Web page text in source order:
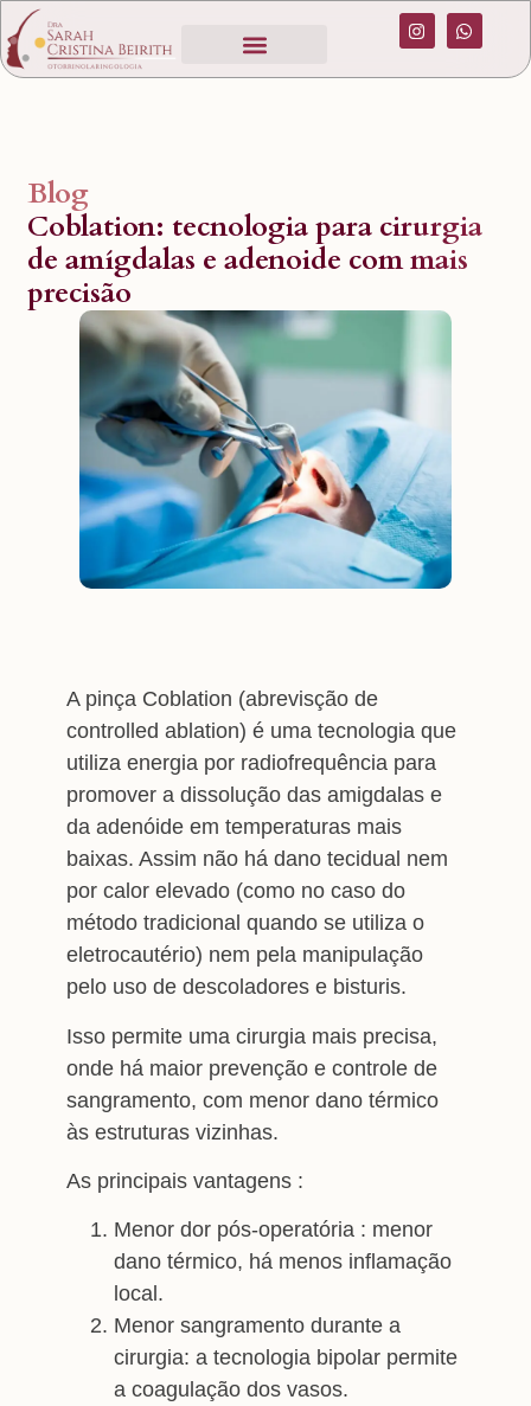
Blog
Coblation: tecnologia para cirurgia
de amígdalas e adenoide com mais
precisão
A pinça Coblation (abrevisção de
controlled ablation) é uma tecnologia que
utiliza energia por radiofrequência para
promover a dissolução das amigdalas e
da adenóide em temperaturas mais
baixas. Assim não há dano tecidual nem
por calor elevado (como no caso do
método tradicional quando se utiliza o
eletrocautério) nem pela manipulação
pelo uso de descoladores e bisturis.
Isso permite uma cirurgia mais precisa,
onde há maior prevenção e controle de
sangramento, com menor dano térmico
às estruturas vizinhas.
As principais vantagens :
Menor dor pós-operatória : menor
dano térmico, há menos inflamação
local.
Menor sangramento durante a
cirurgia: a tecnologia bipolar permite
a coagulação dos vasos.